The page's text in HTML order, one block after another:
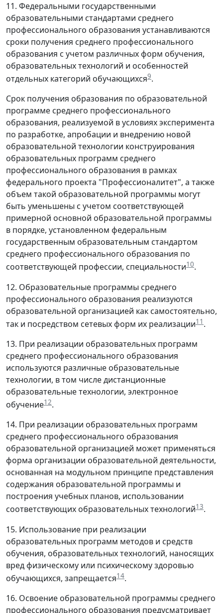
11. Федеральными государственными
образовательными стандартами среднего
профессионального образования устанавливаются
сроки получения среднего профессионального
образования с учетом различных форм обучения,
образовательных технологий и особенностей
отдельных категорий обучающихся9.
Срок получения образования по образовательной
программе среднего профессионального
образования, реализуемой в условиях эксперимента
по разработке, апробации и внедрению новой
образовательной технологии конструирования
образовательных программ среднего
профессионального образования в рамках
федерального проекта "Профессионалитет", а также
объем такой образовательной программы могут
быть уменьшены с учетом соответствующей
примерной основной образовательной программы
в порядке, установленном федеральным
государственным образовательным стандартом
среднего профессионального образования по
соответствующей профессии, специальности10.
12. Образовательные программы среднего
профессионального образования реализуются
образовательной организацией как самостоятельно,
так и посредством сетевых форм их реализации11 .
13. При реализации образовательных программ
среднего профессионального образования
используются различные образовательные
технологии, в том числе дистанционные
образовательные технологии, электронное
обучение12.
14. При реализации образовательных программ
среднего профессионального образования
образовательной организацией может применяться
форма организации образовательной деятельности,
основанная на модульном принципе представления
содержания образовательной программы и
построения учебных планов, использовании
соответствующих образовательных технологий13.
15. Использование при реализации
образовательных программ методов и средств
обучения, образовательных технологий, наносящих
вред физическому или психическому здоровью
обучающихся, запрещается14.
16. Освоение образовательной программы среднего
профессионального образования предусматривает